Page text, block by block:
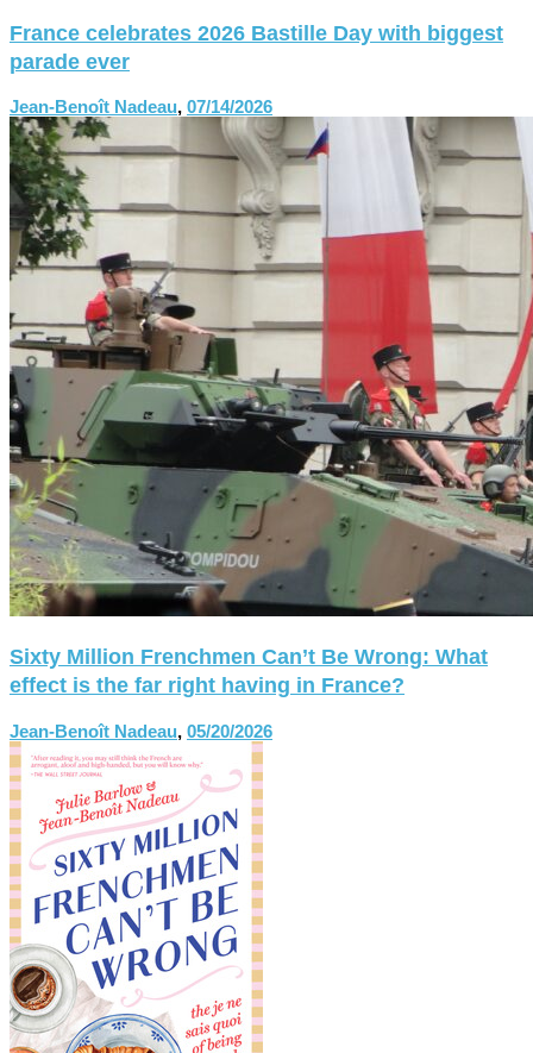
France celebrates 2026 Bastille Day with biggest
parade ever
Jean-Benoît Nadeau, 07/14/2026
Sixty Million Frenchmen Can’t Be Wrong: What
effect is the far right having in France?
Jean-Benoît Nadeau, 05/20/2026